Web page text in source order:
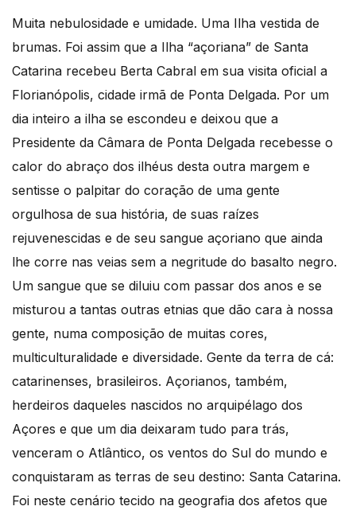
Muita nebulosidade e umidade. Uma Ilha vestida de
brumas. Foi assim que a Ilha “açoriana” de Santa
Catarina recebeu Berta Cabral em sua visita oficial a
Florianópolis, cidade irmã de Ponta Delgada. Por um
dia inteiro a ilha se escondeu e deixou que a
Presidente da Câmara de Ponta Delgada recebesse o
calor do abraço dos ilhéus desta outra margem e
sentisse o palpitar do coração de uma gente
orgulhosa de sua história, de suas raízes
rejuvenescidas e de seu sangue açoriano que ainda
lhe corre nas veias sem a negritude do basalto negro.
Um sangue que se diluiu com passar dos anos e se
misturou a tantas outras etnias que dão cara à nossa
gente, numa composição de muitas cores,
multiculturalidade e diversidade. Gente da terra de cá:
catarinenses, brasileiros. Açorianos, também,
herdeiros daqueles nascidos no arquipélago dos
Açores e que um dia deixaram tudo para trás,
venceram o Atlântico, os ventos do Sul do mundo e
conquistaram as terras de seu destino: Santa Catarina.
Foi neste cenário tecido na geografia dos afetos que